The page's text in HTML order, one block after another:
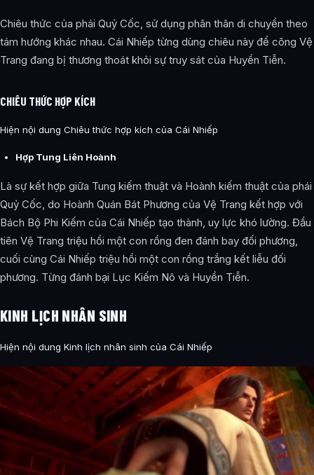
Chiêu thức của phái Quỷ Cốc, sử dụng phân thân di chuyển theo
tám hướng khác nhau. Cái Nhiếp từng dùng chiêu này để cõng Vệ
Trang đang bị thương thoát khỏi sự truy sát của Huyền Tiễn.
CHIÊU THỨC HỢP KÍCH
Hiện nội dung Chiêu thức hợp kích của Cái Nhiếp
Hợp Tung Liên Hoành
Là sự kết hợp giữa Tung kiếm thuật và Hoành kiếm thuật của phái
Quỷ Cốc, do Hoành Quán Bát Phương của Vệ Trang kết hợp với
Bách Bộ Phi Kiếm của Cái Nhiếp tạo thành, uy lực khó lường. Đầu
tiên Vệ Trang triệu hồi một con rồng đen đánh bay đối phương,
cuối cùng Cái Nhiếp triệu hồi một con rồng trắng kết liễu đối
phương. Từng đánh bại Lục Kiếm Nô và Huyền Tiễn.
KINH LỊCH NHÂN SINH
Hiện nội dung Kinh lịch nhân sinh của Cái Nhiếp